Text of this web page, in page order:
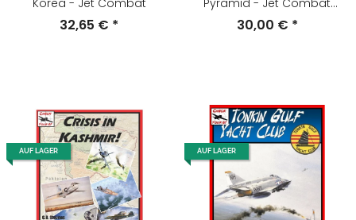
Korea - Jet Combat
32,65 € *
Pyramid - Jet Combat
1966-73 Israel vs. Egypt
30,00 € *
AUF LAGER AUF LAGER